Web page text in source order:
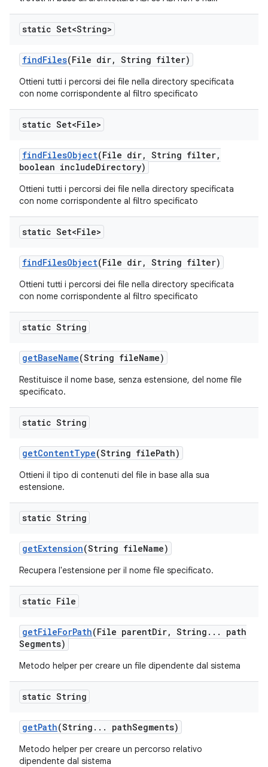
static Set<String>
findFiles(File dir, String filter)
Ottieni tutti i percorsi dei file nella directory specificata
con nome corrispondente al filtro specificato
static Set<File>
findFilesObject(File dir, String filter,
boolean includeDirectory)
Ottieni tutti i percorsi dei file nella directory specificata
con nome corrispondente al filtro specificato
static Set<File>
findFilesObject(File dir, String filter)
Ottieni tutti i percorsi dei file nella directory specificata
con nome corrispondente al filtro specificato
static String
getBaseName(String fileName)
Restituisce il nome base, senza estensione, del nome file
specificato.
static String
getContentType(String filePath)
Ottieni il tipo di contenuti del file in base alla sua
estensione.
static String
getExtension(String fileName)
Recupera l'estensione per il nome file specificato.
static File
getFileForPath(File parentDir, String . . .
path
Segments)
Metodo helper per creare un file dipendente dal sistema
static String
getPath(String . . . pathSegments)
Metodo helper per creare un percorso relativo
dipendente dal sistema